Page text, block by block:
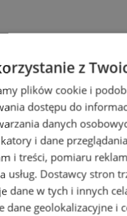
Optyk, okulista
częściami online!
-Zabrze
z
plików cookie i
dostępu do
danych
i dane
i treści, pomiaru
usług. Dostawcy stron
dane w tych i innych
dane geolokalizacyjne i